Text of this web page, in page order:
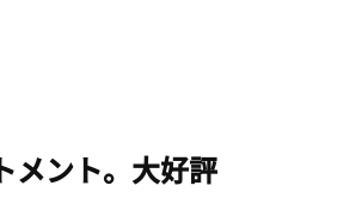
メント。大好評